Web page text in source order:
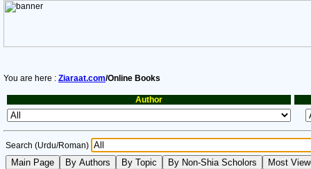
You are here : Ziaraat.com/Online Books
Author
Search (Urdu/Roman)